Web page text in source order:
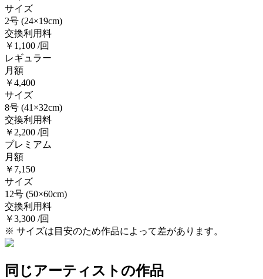
サイズ
2号 (24×19cm)
交換利用料
￥1,100 /回
レギュラー
月額
￥4,400
サイズ
8号 (41×32cm)
交換利用料
￥2,200 /回
プレミアム
月額
￥7,150
サイズ
12号 (50×60cm)
交換利用料
￥3,300 /回
※ サイズは目安のため作品によって差があります。
同じアーティストの作品